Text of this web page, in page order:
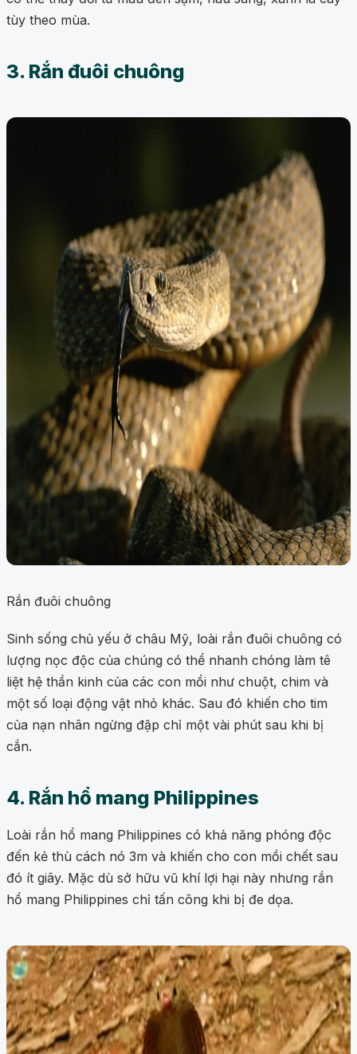
tùy theo mùa.
3. Rắn đuôi chuông
Rắn đuôi chuông
Sinh sống chủ yếu ở châu Mỹ, loài rắn đuôi chuông có
lượng nọc độc của chúng có thể nhanh chóng làm tê
liệt hệ thần kinh của các con mồi như chuột, chim và
một số loại động vật nhỏ khác. Sau đó khiến cho tim
của nạn nhân ngừng đập chỉ một vài phút sau khi bị
cắn.
4. Rắn hổ mang Philippines
Loài rắn hổ mang Philippines có khả năng phóng độc
đến kẻ thù cách nó 3m và khiến cho con mồi chết sau
đó ít giây. Mặc dù sở hữu vũ khí lợi hại này nhưng rắn
hổ mang Philippines chỉ tấn công khi bị đe dọa.